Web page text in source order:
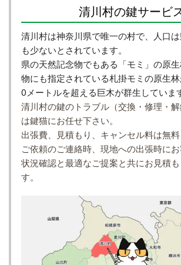
清川村の鍵サービ
清川村は神奈川県で唯一の村で、人口
も少ないとされています。
県の天然記念物でもある「モミ」の原
物にも指定されている札掛モミの原生
0メートルを超える巨木が群生していま
清川村の鍵のトラブル（交換・修理・解
は鍵猫にお任せ下さい。
出張費、見積もり、キャンセル料は無料
ご依頼のご連絡時、現地への出張時に
状況確認と最適なご提案と共にお見積
す。